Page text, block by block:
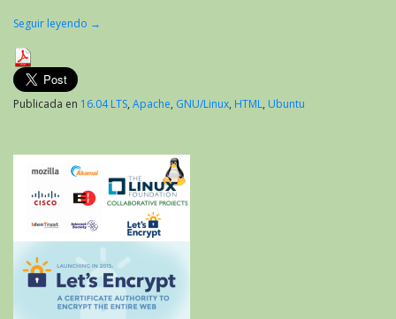
Seguir leyendo →
Publicada en 16.04 LTS, Apache, GNU/Linux, HTML, Ubuntu